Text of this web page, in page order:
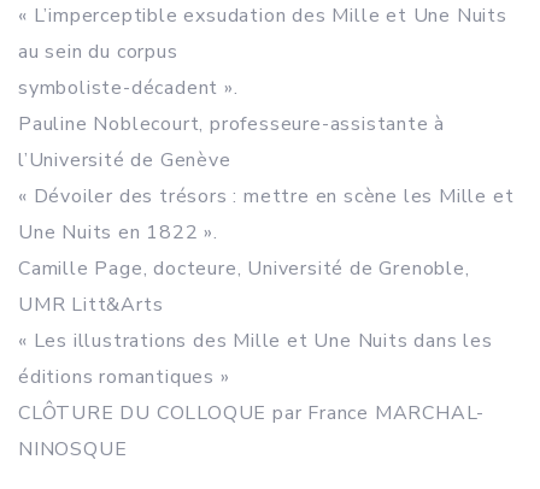
« L’imperceptible exsudation des Mille et Une Nuits
au sein du corpus
symboliste-décadent ».
Pauline Noblecourt, professeure-assistante à
l’Université de Genève
« Dévoiler des trésors : mettre en scène les Mille et
Une Nuits en 1822 ».
Camille Page, docteure, Université de Grenoble,
UMR Litt&Arts
« Les illustrations des Mille et Une Nuits dans les
éditions romantiques »
CLÔTURE DU COLLOQUE par France MARCHAL-
NINOSQUE